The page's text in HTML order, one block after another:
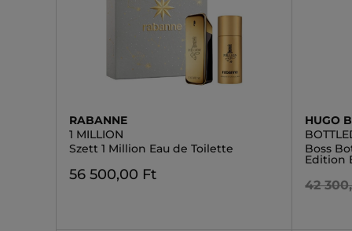
RABANNE
1 MILLION
Szett 1 Million Eau de Toilette
56 500,00 Ft
HUGO
Boss
Edition
42